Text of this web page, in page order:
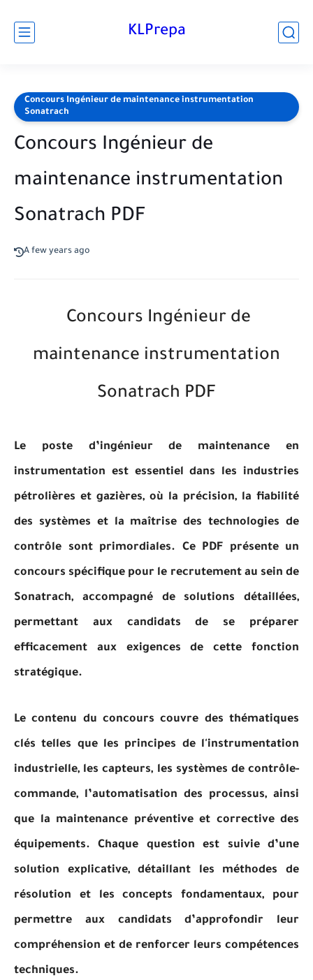
KLPrepa
Concours Ingénieur de maintenance instrumentation
Sonatrach
Concours Ingénieur de
maintenance instrumentation
Sonatrach PDF
A few years ago
Concours Ingénieur de
maintenance instrumentation
Sonatrach PDF
Le poste d’ingénieur de maintenance en
instrumentation est essentiel dans les industries
pétrolières et gazières, où la précision, la fiabilité
des systèmes et la maîtrise des technologies de
contrôle sont primordiales. Ce PDF présente un
concours spécifique pour le recrutement au sein de
Sonatrach, accompagné de solutions détaillées,
permettant aux candidats de se préparer
efficacement aux exigences de cette fonction
stratégique.
Le contenu du concours couvre des thématiques
clés telles que les principes de l'instrumentation
industrielle, les capteurs, les systèmes de contrôle-
commande, l’automatisation des processus, ainsi
que la maintenance préventive et corrective des
équipements. Chaque question est suivie d’une
solution explicative, détaillant les méthodes de
résolution et les concepts fondamentaux, pour
permettre aux candidats d’approfondir leur
compréhension et de renforcer leurs compétences
techniques.